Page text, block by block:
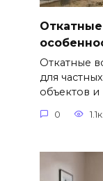
Откатные
для
объектов
0 1.1к.